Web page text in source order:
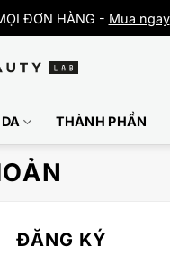
ĐƠN HÀNG - Mua ngay
THÀNH PHẦN
ĐĂNG KÝ